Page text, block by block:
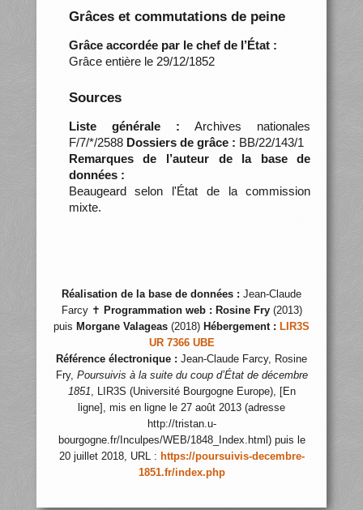
Grâces et commutations de peine
Grâce accordée par le chef de l’État :
Grâce entière le 29/12/1852
Sources
Liste générale : Archives nationales
F/7/*/2588 Dossiers de grâce : BB/22/143/1
Remarques de l’auteur de la base de
données :
Beaugeard selon l'État de la commission
mixte.
Réalisation de la base de données : Jean-Claude
Farcy ✝ Programmation web : Rosine Fry(2013)
puis Morgane Valageas (2018) Hébergement : LIR3S
UR 7366 UBE
Référence électronique : Jean-Claude Farcy, Rosine
Fry, Poursuivis à la suite du coup d’État de décembre
1851, LIR3S (Université Bourgogne Europe), [En
ligne], mis en ligne le 27 août 2013 (adresse
http://tristan.u-
bourgogne.fr/Inculpes/WEB/1848_Index.html) puis le
20 juillet 2018, URL : https://poursuivis-decembre-
1851.fr/index.php